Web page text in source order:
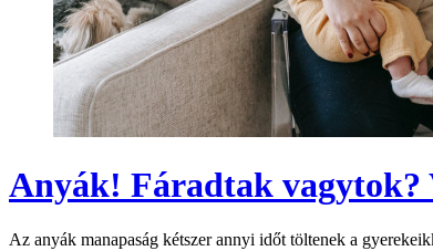
Anyák! Fáradtak vagytok?
Az anyák manapaság kétszer annyi időt töltenek a